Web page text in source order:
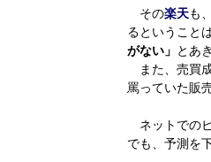
その楽天も
るということは
がない」 とあ
また、売買
罵っていた販
ネットでの
でも、予測を